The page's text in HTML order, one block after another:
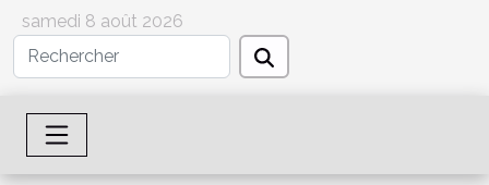
samedi 8 août 2026